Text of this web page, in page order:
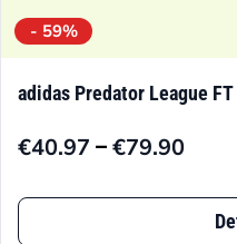
- 59%
adidas Predator League
€40.97 –€79.90
Preisspanne:
Dieses